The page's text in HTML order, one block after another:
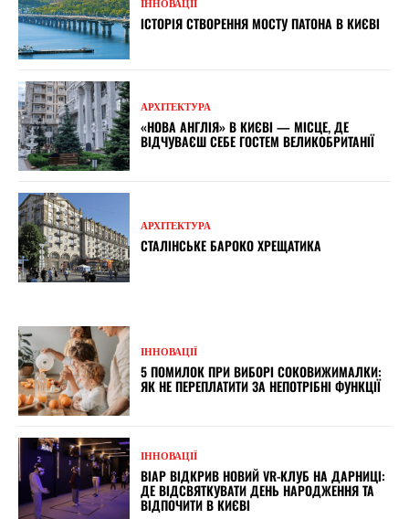
ІННОВАЦІЇ
ІСТОРІЯ СТВОРЕННЯ МОСТУ ПАТОНА В КИЄВІ
АРХІТЕКТУРА
«НОВА АНГЛІЯ» В КИЄВІ — МІСЦЕ, ДЕ
ВІДЧУВАЄШ СЕБЕ ГОСТЕМ ВЕЛИКОБРИТАНІЇ
АРХІТЕКТУРА
СТАЛІНСЬКЕ БАРОКО ХРЕЩАТИКА
ІННОВАЦІЇ
5 ПОМИЛОК ПРИ ВИБОРІ СОКОВИЖИМАЛКИ:
ЯК НЕ ПЕРЕПЛАТИТИ ЗА НЕПОТРІБНІ ФУНКЦІЇ
ІННОВАЦІЇ
ВІАР ВІДКРИВ НОВИЙ VR-КЛУБ НА ДАРНИЦІ:
ДЕ ВІДСВЯТКУВАТИ ДЕНЬ НАРОДЖЕННЯ ТА
ВІДПОЧИТИ В КИЄВІ